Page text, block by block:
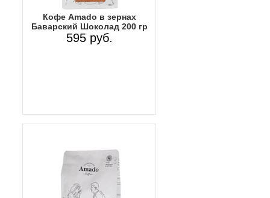
Кофе Amado в зернах
Баварский Шоколад 200 гр
595 руб.